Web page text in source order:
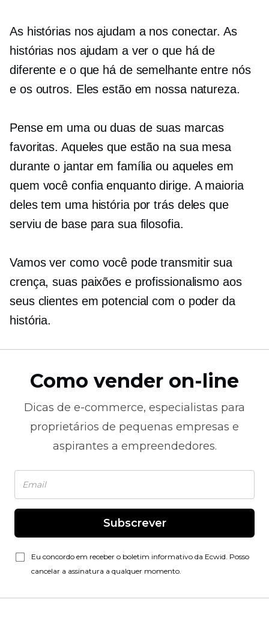
As histórias nos ajudam a nos conectar. As
histórias nos ajudam a ver o que há de
diferente e o que há de semelhante entre nós
e os outros. Eles estão em nossa natureza.
Pense em uma ou duas de suas marcas
favoritas. Aqueles que estão na sua mesa
durante o jantar em família ou aqueles em
quem você confia enquanto dirige. A maioria
deles tem uma história por trás deles que
serviu de base para sua filosofia.
Vamos ver como você pode transmitir sua
crença, suas paixões e profissionalismo aos
seus clientes em potencial com o poder da
história.
Como vender on-line
Dicas de e-commerce, especialistas para
proprietários de pequenas empresas e
aspirantes a empreendedores.
Subscrever
Eu concordo em receber o boletim informativo da Ecwid. Posso
cancelar a assinatura a qualquer momento.